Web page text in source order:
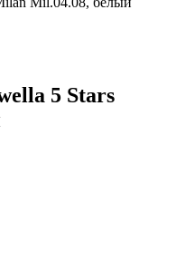
5 Stars